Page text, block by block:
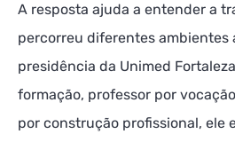
A resposta ajuda a entender a
percorreu diferentes ambientes
presidência da Unimed
formação, professor por
por construção profissional, ele